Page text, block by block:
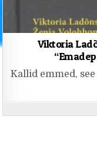
Viktoria
Kallid emmed,